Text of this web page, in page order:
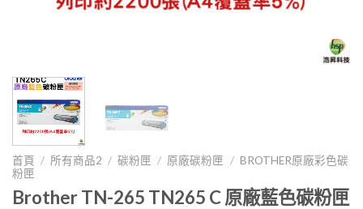
首頁 / 所有商品2 / 碳粉匣 / 原廠碳粉匣 / BROTHER原廠彩色碳
粉匣
Brother TN-265 TN265 C 原廠藍色碳粉匣